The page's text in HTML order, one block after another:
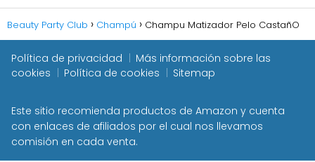
Beauty Party Club Champú Champu Matizador Pelo CastañO
Política de privacidad
Más información sobre las
cookies
Política de cookies Sitemap
Este sitio recomienda productos de Amazon y cuenta
con enlaces de afiliados por el cual nos llevamos
comisión en cada venta.